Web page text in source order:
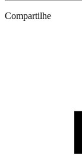
Compartilhe